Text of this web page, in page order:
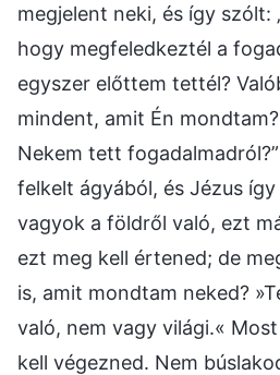
megjelent neki, és így szólt:
hogy megfeledkeztél a
egyszer előttem tettél?
mindent, amit Én
Nekem tett
felkelt ágyából, és Jézus
vagyok a földről való, ezt
ezt meg kell értened; de
is, amit mondtam neked?
való, nem vagy világi.«
kell végezned. Nem